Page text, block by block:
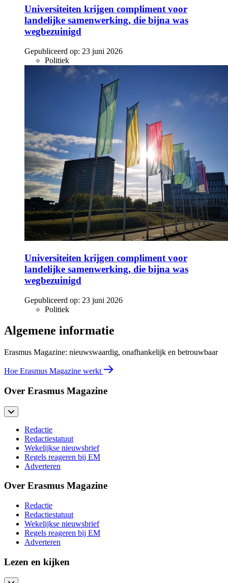
Universiteiten krijgen compliment voor
landelijke samenwerking, die bijna was
wegbezuinigd
Gepubliceerd op: 23 juni 2026
Politiek
Universiteiten krijgen compliment voor
landelijke samenwerking, die bijna was
wegbezuinigd
Gepubliceerd op: 23 juni 2026
Politiek
Algemene informatie
Erasmus Magazine: nieuwswaardig, onafhankelijk en betrouwbaar
Hoe Erasmus Magazine werkt
Over Erasmus Magazine
Redactie
Redactiestatuut
Wekelijkse nieuwsbrief
Regels reageren bij EM
Adverteren
Over Erasmus Magazine
Redactie
Redactiestatuut
Wekelijkse nieuwsbrief
Regels reageren bij EM
Adverteren
Lezen en kijken